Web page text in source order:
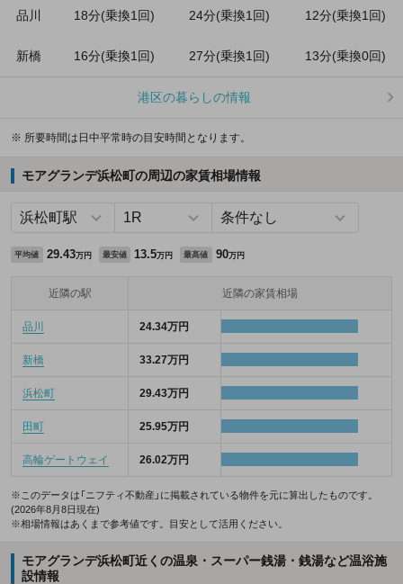
品川 18分(乗換1回) 24分(乗換1回) 12分(乗換1回)
新橋 16分(乗換1回) 27分(乗換1回) 13分(乗換0回)
港区の暮らしの情報
※ 所要時間は日中平常時の目安時間となります。
モアグランデ浜松町の周辺の家賃相場情報
平均値 29.43万円 最安値 13.5万円 最高値 90万円
近隣の駅 近隣の家賃相場
品川 24.34万円
新橋 33.27万円
浜松町 29.43万円
田町 25.95万円
高輪ゲートウェイ 26.02万円
※このデータは「ニフティ不動産」に掲載されている物件を元に算出したものです。
(2026年8月8日現在)
※相場情報はあくまで参考値です。目安として活用ください。
モアグランデ浜松町近くの温泉・スーパー銭湯・銭湯など温浴施
設情報